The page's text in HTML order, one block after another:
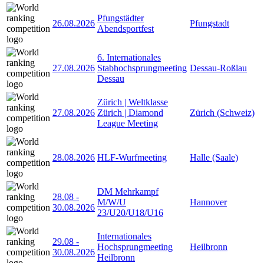
26.08.2026
Pfungstädter
Abendsportfest
Pfungstadt
27.08.2026
6. Internationales
Stabhochsprungmeeting
Dessau
Dessau-Roßlau
27.08.2026
Zürich | Weltklasse
Zürich | Diamond
League Meeting
Zürich (Schweiz)
28.08.2026 HLF-Wurfmeeting Halle (Saale)
28.08 -
30.08.2026
DM Mehrkampf
M/W/U
23/U20/U18/U16
Hannover
29.08 -
30.08.2026
Internationales
Hochsprungmeeting
Heilbronn
Heilbronn